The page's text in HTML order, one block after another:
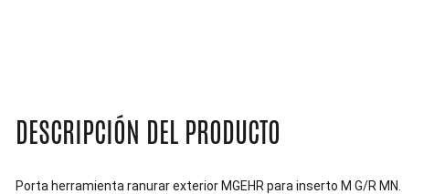
DESCRIPCIÓN DEL PRODUCTO
Porta herramienta ranurar exterior MGEHR para inserto M G/R MN.